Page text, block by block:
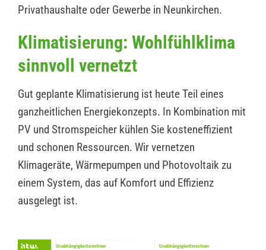
Privathaushalte oder Gewerbe in Neunkirchen.
Klimatisierung: Wohlfühlklima
sinnvoll vernetzt
Gut geplante Klimatisierung ist heute Teil eines
ganzheitlichen Energiekonzepts. In Kombination mit
PV und Stromspeicher kühlen Sie kosteneffizient
und schonen Ressourcen. Wir vernetzen
Klimageräte, Wärmepumpen und Photovoltaik zu
einem System, das auf Komfort und Effizienz
ausgelegt ist.